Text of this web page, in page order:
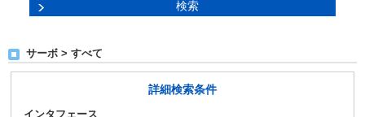
サーボ > すべて
詳細検索条件
インタフェース